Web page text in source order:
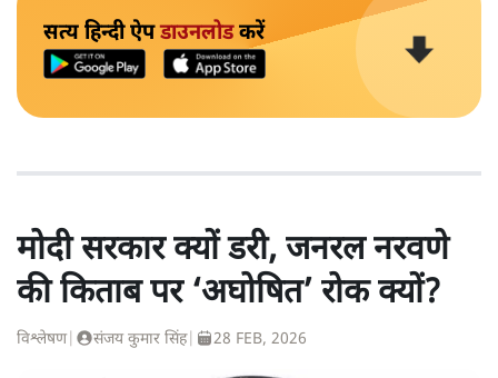
सत्य हिन्दी ऐपडाउनलोडकरें
मोदी सरकार क्यों डरी, जनरल नरवणे
की किताब पर ‘अघोषित’ रोक क्यों?
विश्लेषण| संजय कुमार सिंह| 28 FEB, 2026